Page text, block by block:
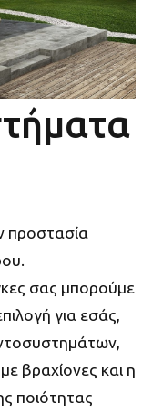
προστασία
σας μπορούμε
για εσάς,
βραχίονες και η
ποιότητας